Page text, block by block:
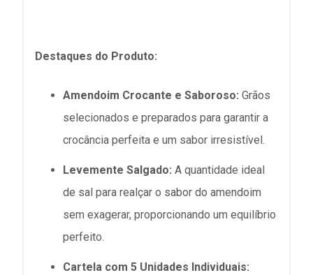
Destaques do Produto:
Amendoim Crocante e Saboroso: Grãos
selecionados e preparados para garantir a
crocância perfeita e um sabor irresistível.
Levemente Salgado: A quantidade ideal
de sal para realçar o sabor do amendoim
sem exagerar, proporcionando um equilíbrio
perfeito.
Cartela com 5 Unidades Individuais: